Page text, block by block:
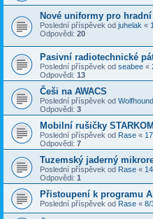
Nové uniformy pro hradní
Poslední příspěvek od juhelak «
Odpovědi: 20
Pasivní radiotechnické
Poslední příspěvek od seabee «
Odpovědi: 13
Češi na AWACS
Poslední příspěvek od Wolfhound
Odpovědi: 3
Mobilní rušičky STARKOM
Poslední příspěvek od Rase «
Odpovědi: 7
Tuzemský jaderný
Poslední příspěvek od Rase «
Odpovědi: 1
Přistoupení k programu
Poslední příspěvek od Rase « 8/